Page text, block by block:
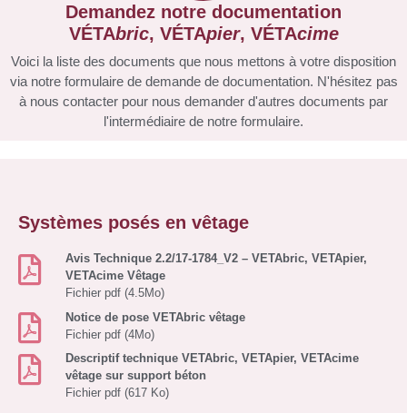
Demandez notre documentation
VÉTAbric, VÉTApier, VÉTAcime
Voici la liste des documents que nous mettons à votre disposition
via notre formulaire de demande de documentation. N'hésitez pas
à nous contacter pour nous demander d'autres documents par
l'intermédiaire de notre formulaire.
Systèmes posés en vêtage
Avis Technique 2.2/17-1784_V2 – VETAbric, VETApier,
VETAcime Vêtage
Fichier pdf (4.5Mo)
Notice de pose VETAbric vêtage
Fichier pdf (4Mo)
Descriptif technique VETAbric, VETApier, VETAcime
vêtage sur support béton
Fichier pdf (617 Ko)